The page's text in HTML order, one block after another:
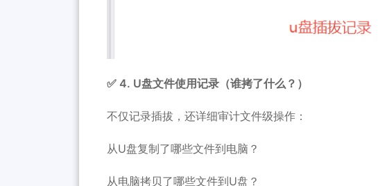
✅ 4. U盘文件使用记录（谁拷了什么？）
不仅记录插拔，还详细审计文件级操作：
从U盘复制了哪些文件到电脑？
从电脑拷贝了哪些文件到U盘？